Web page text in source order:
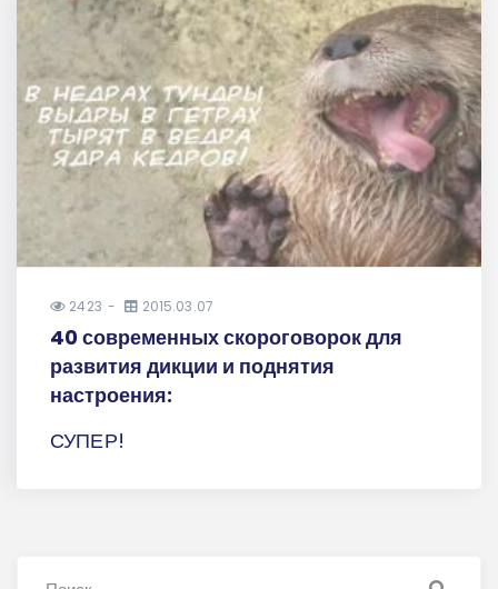
2423 2015.03.07
40 современных скороговорок для
развития дикции и поднятия
настроения:
СУПЕР!